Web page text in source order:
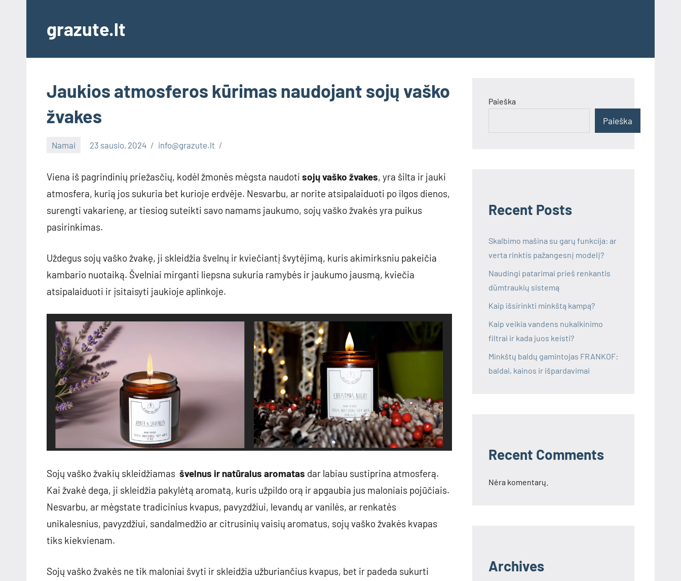
contentgrazute.lt
Jaukios atmosferos kūrimas naudojant sojų vaško
žvakes
Namai 23 sausio, 2024 info@grazute.lt
Viena iš pagrindinių priežasčių, kodėl žmonės mėgsta naudoti sojų vaško žvakes, yra šilta ir jauki
atmosfera, kurią jos sukuria bet kurioje erdvėje. Nesvarbu, ar norite atsipalaiduoti po ilgos dienos,
surengti vakarienę, ar tiesiog suteikti savo namams jaukumo, sojų vaško žvakės yra puikus
pasirinkimas.
Uždegus sojų vaško žvakę, ji skleidžia švelnų ir kviečiantį švytėjimą, kuris akimirksniu pakeičia
kambario nuotaiką. Švelniai mirganti liepsna sukuria ramybės ir jaukumo jausmą, kviečia
atsipalaiduoti ir įsitaisyti jaukioje aplinkoje.
Sojų vaško žvakių skleidžiamas švelnus ir natūralus aromatas dar labiau sustiprina atmosferą.
Kai žvakė dega, ji skleidžia pakylėtą aromatą, kuris užpildo orą ir apgaubia jus maloniais pojūčiais.
Nesvarbu, ar mėgstate tradicinius kvapus, pavyzdžiui, levandų ar vanilės, ar renkatės
unikalesnius, pavyzdžiui, sandalmedžio ar citrusinių vaisių aromatus, sojų vaško žvakės kvapas
tiks kiekvienam.
Sojų vaško žvakės ne tik maloniai švyti ir skleidžia užburiančius kvapus, bet ir padeda sukurti
Paieška
Paieška
Recent Posts
Skalbimo mašina su garų funkcija: ar
verta rinktis pažangesnį modelį?
Naudingi patarimai prieš renkantis
dūmtraukių sistemą
Kaip išsirinkti minkštą kampą?
Kaip veikia vandens nukalkinimo
filtrai ir kada juos keisti?
Minkštų baldų gamintojas FRANKOF:
baldai, kainos ir išpardavimai
Recent Comments
Nėra komentarų.
Archives